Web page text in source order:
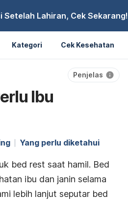
Setelah Lahiran, Cek Sekarang!
Kategori Cek Kesehatan
Penjelas
Ibu
Yang perlu diketahui
bed rest saat hamil. Bed
ibu dan janin selama
lebih lanjut seputar bed